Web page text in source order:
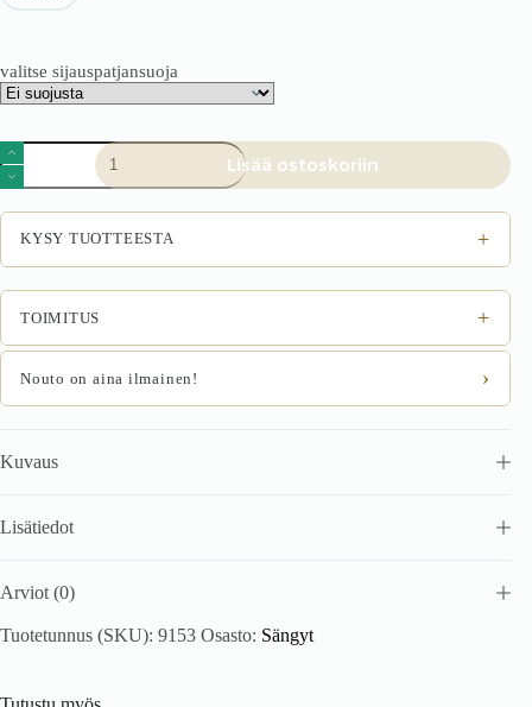
valitse sijauspatjansuoja
Kontinentaalisänky
Glasgow
-
120x200
määrä
Lisää ostoskoriin
KYSY TUOTTEESTA +
TOIMITUS +
Nouto on aina ilmainen! ›
Kuvaus
Lisätiedot
Arviot (0)
Tuotetunnus (SKU): 9153 Osasto: Sängyt